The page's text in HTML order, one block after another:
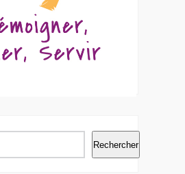
Rechercher